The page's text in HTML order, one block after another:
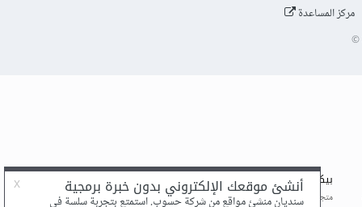
مركز المساعدة
©